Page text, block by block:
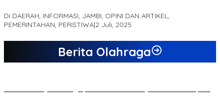
Di DAERAH, INFORMASI, JAMBI, OPINI DAN ARTIKEL,
PEMERINTAHAN, PERISTIWA|2 Juli, 2025
Berita Olahraga